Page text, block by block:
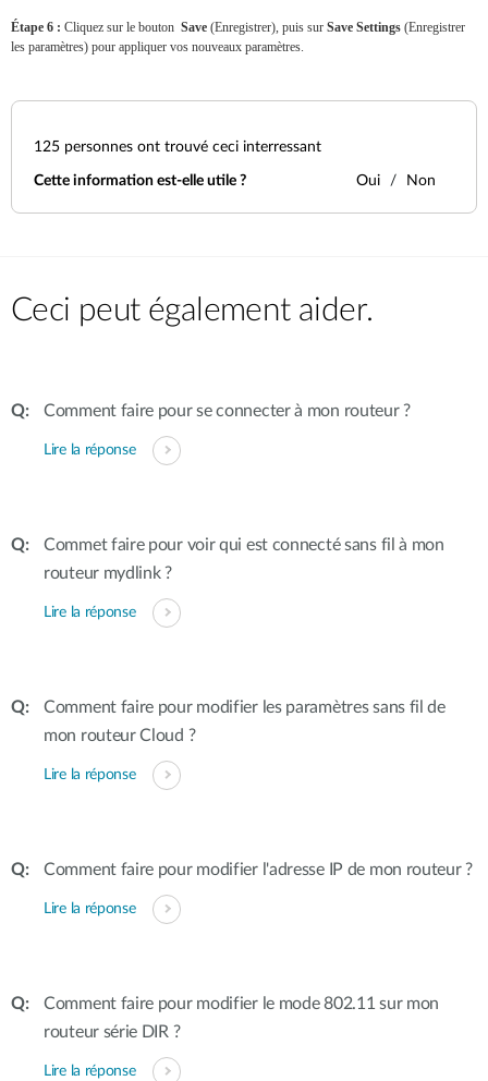
Étape 6 : Cliquez sur le bouton Save (Enregistrer), puis sur Save Settings (Enregistrer
les paramètres) pour appliquer vos nouveaux paramètres.
125 personnes ont trouvé ceci interressant
Cette information est-elle utile ? Oui Non
Ceci peut également aider.
Comment faire pour se connecter à mon routeur ?
Lire la réponse
Commet faire pour voir qui est connecté sans fil à mon
routeur mydlink ?
Lire la réponse
Comment faire pour modifier les paramètres sans fil de
mon routeur Cloud ?
Lire la réponse
Comment faire pour modifier l'adresse IP de mon routeur ?
Lire la réponse
Comment faire pour modifier le mode 802.11 sur mon
routeur série DIR ?
Lire la réponse